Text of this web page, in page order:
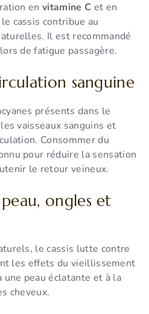
envitamine C et en
cassis contribue au
Il est recommandé
de fatigue passagère.
sanguine
présents dans le
vaisseaux sanguins et
Consommer du
pour réduire la sensation
le retour veineux.
ongles et
le cassis lutte contre
les effets du vieillissement
peau éclatante et à la
cheveux.